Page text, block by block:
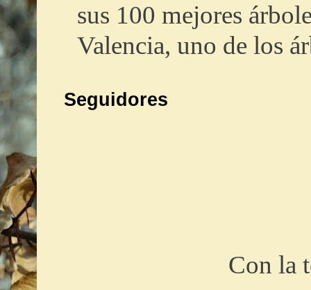
sus 100 mejores
Valencia, uno de los
Seguidores
Con la